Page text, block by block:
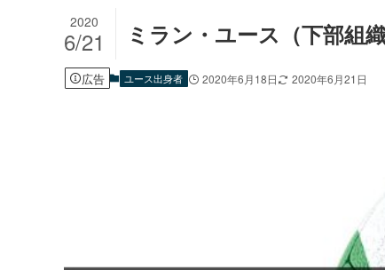
ミラン・ユース（下部組
2020
6/21
広告 ユース出身者 2020年6月18日 2020年6月21日